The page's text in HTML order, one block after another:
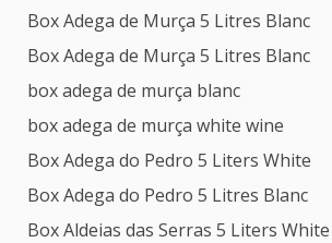
Box Adega de Murça 5 Litres Blanc
Box Adega de Murça 5 Litres Blanc
box adega de murça blanc
box adega de murça white wine
Box Adega do Pedro 5 Liters White
Box Adega do Pedro 5 Litres Blanc
Box Aldeias das Serras 5 Liters White